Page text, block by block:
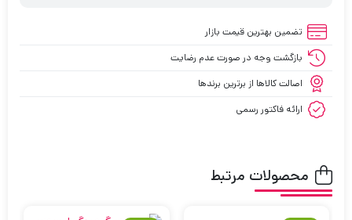
تضمین بهترین قیمت بازار
بازگشت وجه در صورت عدم رضایت
اصالت کالاها از برترین برندها
ارائه فاکتور رسمی
محصولات مرتبط